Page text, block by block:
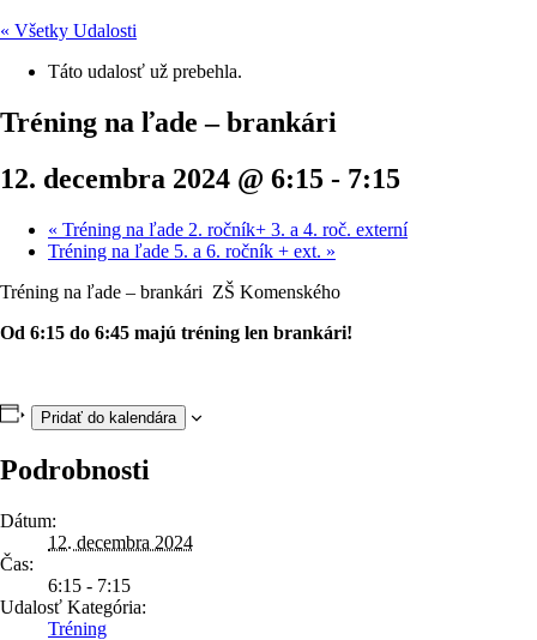
« Všetky Udalosti
Táto udalosť už prebehla.
Tréning na ľade – brankári
12. decembra 2024 @ 6:15 - 7:15
« Tréning na ľade 2. ročník+ 3. a 4. roč. externí
Tréning na ľade 5. a 6. ročník + ext. »
Tréning na ľade – brankári ZŠ Komenského
Od 6:15 do 6:45 majú tréning len brankári!
Pridať do kalendára
Podrobnosti
Dátum:
12. decembra 2024
Čas:
6:15 - 7:15
Udalosť Kategória:
Tréning